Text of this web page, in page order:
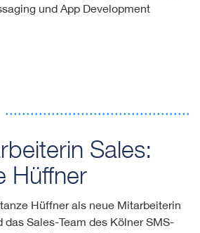
und App Development
Sales:
Hüffner
Hüffner als neue Mitarbeiterin
das Sales-Team des Kölner SMS-